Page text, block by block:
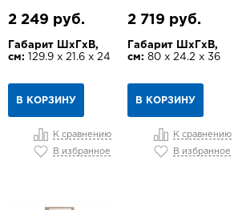
2 249 руб.
Габарит ШхГхВ,
см: 129.9 х 21.6 х 24
В КОРЗИНУ
К сравнению
В избранное
2 719 руб.
Габарит ШхГхВ,
см: 80 х 24.2 х 36
В КОРЗИНУ
К сравнению
В избранное